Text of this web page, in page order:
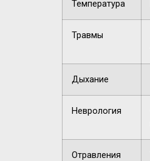
Температура
Травмы
Дыхание
Неврология
Отравления